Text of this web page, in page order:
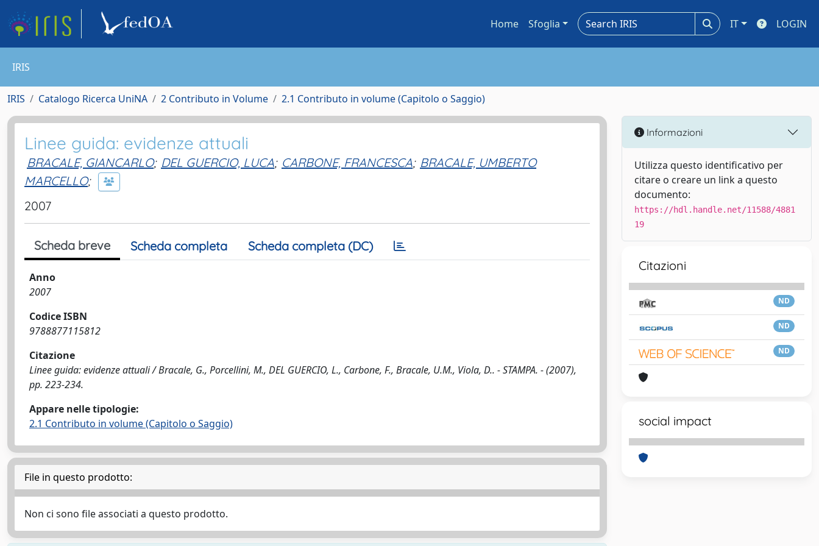
Home Sfoglia IT LOGIN
IRIS
IRIS Catalogo Ricerca UniNA 2 Contributo in Volume 2.1 Contributo in volume (Capitolo o Saggio)
Linee guida: evidenze attuali
BRACALE, GIANCARLO; DEL GUERCIO, LUCA; CARBONE, FRANCESCA; BRACALE, UMBERTO
MARCELLO;
2007
Scheda breve Scheda completa Scheda completa (DC)
Anno
2007
Codice ISBN
9788877115812
Citazione
Linee guida: evidenze attuali / Bracale, G., Porcellini, M., DEL GUERCIO, L., Carbone, F., Bracale, U.M., Viola, D.. - STAMPA. - (2007),
pp. 223-234.
Appare nelle tipologie:
2.1 Contributo in volume (Capitolo o Saggio)
File in questo prodotto:
Non ci sono file associati a questo prodotto.
Informazioni
Utilizza questo identificativo per
citare o creare un link a questo
documento:
https://hdl.handle.net/11588/4881
19
Citazioni
ND
ND
ND
social impact